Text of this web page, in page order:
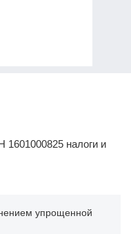
налоги и
упрощенной